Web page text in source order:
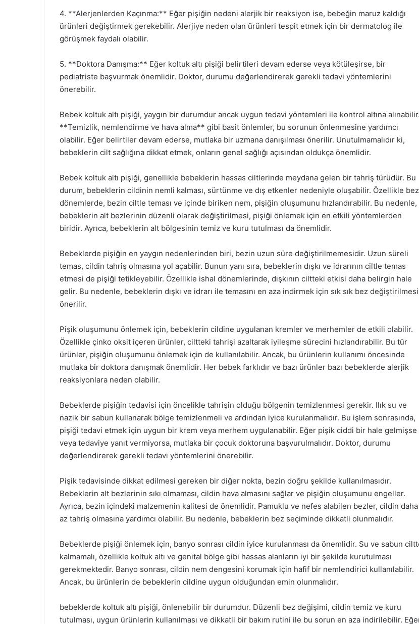
4. **Alerjenlerden Kaçınma:** Eğer pişiğin nedeni alerjik bir reaksiyon ise, bebeğin maruz kaldığı
ürünleri değiştirmek gerekebilir. Alerjiye neden olan ürünleri tespit etmek için bir dermatolog ile
görüşmek faydalı olabilir.
5. **Doktora Danışma:** Eğer koltuk altı pişiği belirtileri devam ederse veya kötüleşirse, bir
pediatriste başvurmak önemlidir. Doktor, durumu değerlendirerek gerekli tedavi yöntemlerini
önerebilir.
Bebek koltuk altı pişiği, yaygın bir durumdur ancak uygun tedavi yöntemleri ile kontrol altına alınabilir.
**Temizlik, nemlendirme ve hava alma** gibi basit önlemler, bu sorunun önlenmesine yardımcı
olabilir. Eğer belirtiler devam ederse, mutlaka bir uzmana danışılması önerilir. Unutulmamalıdır ki,
bebeklerin cilt sağlığına dikkat etmek, onların genel sağlığı açısından oldukça önemlidir.
Bebek koltuk altı pişiği, genellikle bebeklerin hassas ciltlerinde meydana gelen bir tahriş türüdür. Bu
durum, bebeklerin cildinin nemli kalması, sürtünme ve dış etkenler nedeniyle oluşabilir. Özellikle
dönemlerde, bezin ciltle teması ve içinde biriken nem, pişiğin oluşumunu hızlandırabilir. Bu nedenle,
bebeklerin alt bezlerinin düzenli olarak değiştirilmesi, pişiği önlemek için en etkili yöntemlerden
biridir. Ayrıca, bebeklerin alt bölgesinin temiz ve kuru tutulması da önemlidir.
Bebeklerde pişiğin en yaygın nedenlerinden biri, bezin uzun süre değiştirilmemesidir. Uzun süreli
temas, cildin tahriş olmasına yol açabilir. Bunun yanı sıra, bebeklerin dışkı ve idrarının ciltle temas
etmesi de pişiği tetikleyebilir. Özellikle ishal dönemlerinde, dışkının ciltteki etkisi daha belirgin hale
gelir. Bu nedenle, bebeklerin dışkı ve idrarı ile temasını en aza indirmek için sık sık bez değiştirilmesi
önerilir.
Pişik oluşumunu önlemek için, bebeklerin cildine uygulanan kremler ve merhemler de etkili olabilir.
Özellikle çinko oksit içeren ürünler, ciltteki tahrişi azaltarak iyileşme sürecini hızlandırabilir. Bu tür
ürünler, pişiğin oluşumunu önlemek için de kullanılabilir. Ancak, bu ürünlerin kullanımı öncesinde
mutlaka bir doktora danışmak önemlidir. Her bebek farklıdır ve bazı ürünler bazı bebeklerde alerjik
reaksiyonlara neden olabilir.
Bebeklerde pişiğin tedavisi için öncelikle tahrişin olduğu bölgenin temizlenmesi gerekir. Ilık su ve
nazik bir sabun kullanarak bölge temizlenmeli ve ardından iyice kurulanmalıdır. Bu işlem sonrasında,
pişiği tedavi etmek için uygun bir krem veya merhem uygulanabilir. Eğer pişik ciddi bir hale gelmişse
veya tedaviye yanıt vermiyorsa, mutlaka bir çocuk doktoruna başvurulmalıdır. Doktor, durumu
değerlendirerek gerekli tedavi yöntemlerini önerebilir.
Pişik tedavisinde dikkat edilmesi gereken bir diğer nokta, bezin doğru şekilde kullanılmasıdır.
Bebeklerin alt bezlerinin sıkı olmaması, cildin hava almasını sağlar ve pişiğin oluşumunu engeller.
Ayrıca, bezin içindeki malzemenin kalitesi de önemlidir. Pamuklu ve nefes alabilen bezler, cildin daha
az tahriş olmasına yardımcı olabilir. Bu nedenle, bebeklerin bez seçiminde dikkatli olunmalıdır.
Bebeklerde pişiği önlemek için, banyo sonrası cildin iyice kurulanması da önemlidir. Su ve sabun
kalmamalı, özellikle koltuk altı ve genital bölge gibi hassas alanların iyi bir şekilde kurutulması
gerekmektedir. Banyo sonrası, cildin nem dengesini korumak için hafif bir nemlendirici kullanılabilir.
Ancak, bu ürünlerin de bebeklerin cildine uygun olduğundan emin olunmalıdır.
bebeklerde koltuk altı pişiği, önlenebilir bir durumdur. Düzenli bez değişimi, cildin temiz ve kuru
tutulması, uygun ürünlerin kullanılması ve dikkatli bir bakım rutini ile bu sorun en aza indirilebilir.